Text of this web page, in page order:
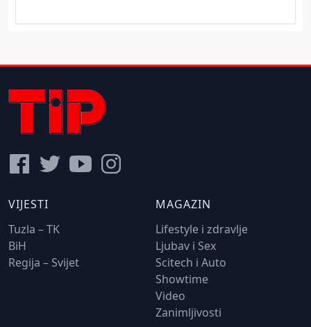
VIJESTI
Tuzla – TK
BiH
Regija – Svijet
MAGAZIN
Lifestyle i zdravlje
Ljubav i Sex
Scitech i Auto
Showtime
Video
Zanimljivosti